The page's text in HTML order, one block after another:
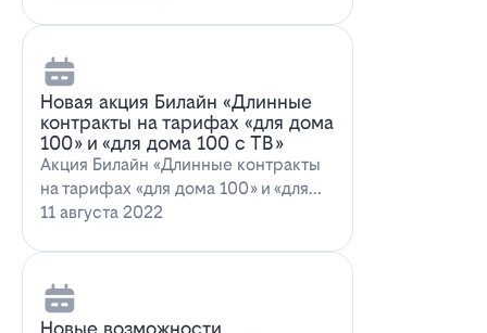
Новая акция Билайн «Длинные
контракты на тарифах «для дома
100» и «для дома 100 с ТВ»
Акция Билайн «Длинные контракты
на тарифах «для дома 100» и «для
дома 100 с…
11 августа 2022
Новые возможности